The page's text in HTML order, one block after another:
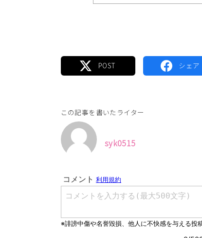
この記事を書いたライター
syk0515